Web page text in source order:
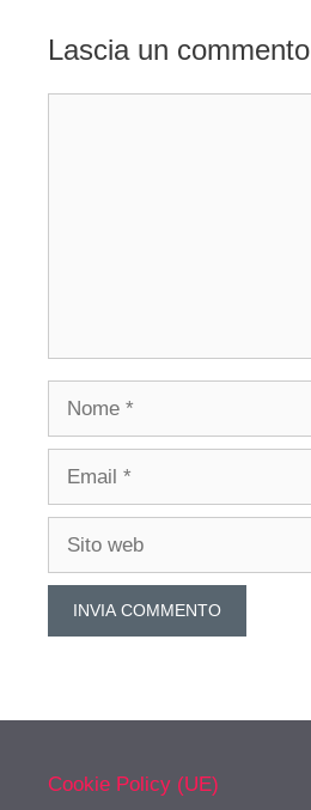
Lascia un commento
Cookie Policy (UE)